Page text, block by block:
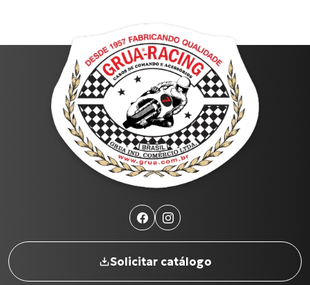
Solicitar catálogo